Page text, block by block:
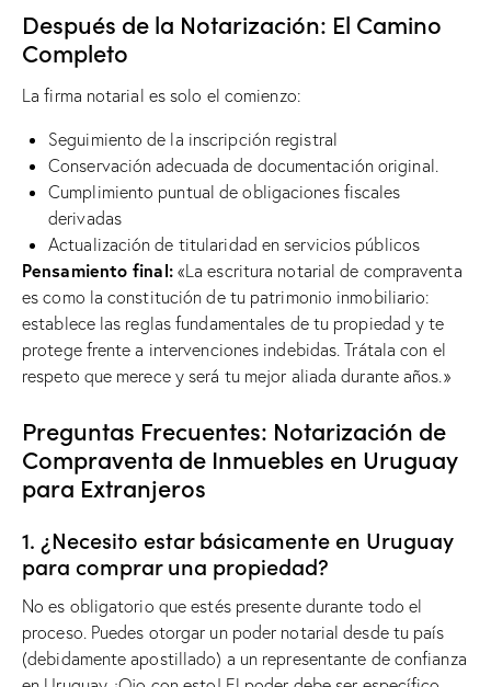
Después de la Notarización: El Camino
Completo
La firma notarial es solo el comienzo:
Seguimiento de la inscripción registral
Conservación adecuada de documentación original.
Cumplimiento puntual de obligaciones fiscales
derivadas
Actualización de titularidad en servicios públicos
Pensamiento final:«La escritura notarial de compraventa
es como la constitución de tu patrimonio inmobiliario:
establece las reglas fundamentales de tu propiedad y te
protege frente a intervenciones indebidas. Trátala con el
respeto que merece y será tu mejor aliada durante años.»
Preguntas Frecuentes: Notarización de
Compraventa de Inmuebles en Uruguay
para Extranjeros
1. ¿Necesito estar básicamente en Uruguay
para comprar una propiedad?
No es obligatorio que estés presente durante todo el
proceso. Puedes otorgar un poder notarial desde tu país
(debidamente apostillado) a un representante de confianza